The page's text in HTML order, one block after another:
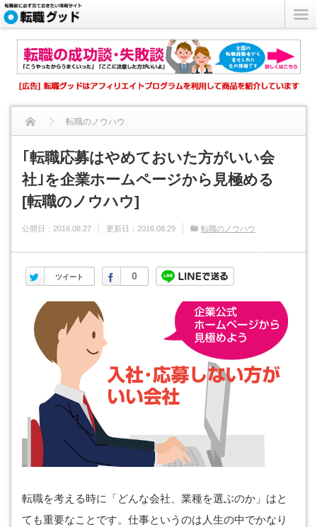
転職のノウハウ
｢転職応募はやめておいた方がいい会社｣を企業ホームページから...
｢転職応募はやめておいた方がいい会
社｣を企業ホームページから見極める
[転職のノウハウ]
公開日： 2016.08.27 更新日： 2016.08.29 転職のノウハウ
ツイート
Twitter 0
Facebook
転職を考える時に「どんな会社、業種を選ぶのか」はと
ても重要なことです。仕事というのは人生の中でかなり